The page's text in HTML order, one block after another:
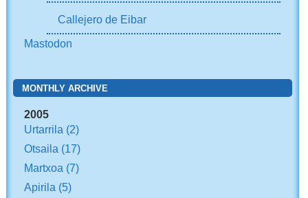
Callejero de Eibar
Mastodon
MONTHLY ARCHIVE
2005
Urtarrila (2)
Otsaila (17)
Martxoa (7)
Apirila (5)